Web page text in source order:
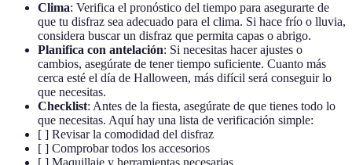
Clima: Verifica el pronóstico del tiempo para asegurarte de
que tu disfraz sea adecuado para el clima. Si hace frío o lluvia,
considera buscar un disfraz que permita capas o abrigo.
Planifica con antelación: Si necesitas hacer ajustes o
cambios, asegúrate de tener tiempo suficiente. Cuanto más
cerca esté el día de Halloween, más difícil será conseguir lo
que necesitas.
Checklist: Antes de la fiesta, asegúrate de que tienes todo lo
que necesitas. Aquí hay una lista de verificación simple:
[ ] Revisar la comodidad del disfraz
[ ] Comprobar todos los accesorios